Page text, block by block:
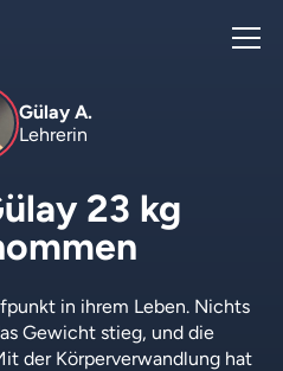
Gülay A.
Lehrerin
23 kg
in ihrem Leben. Nichts
Gewicht stieg, und die
der Körperverwandlung hat